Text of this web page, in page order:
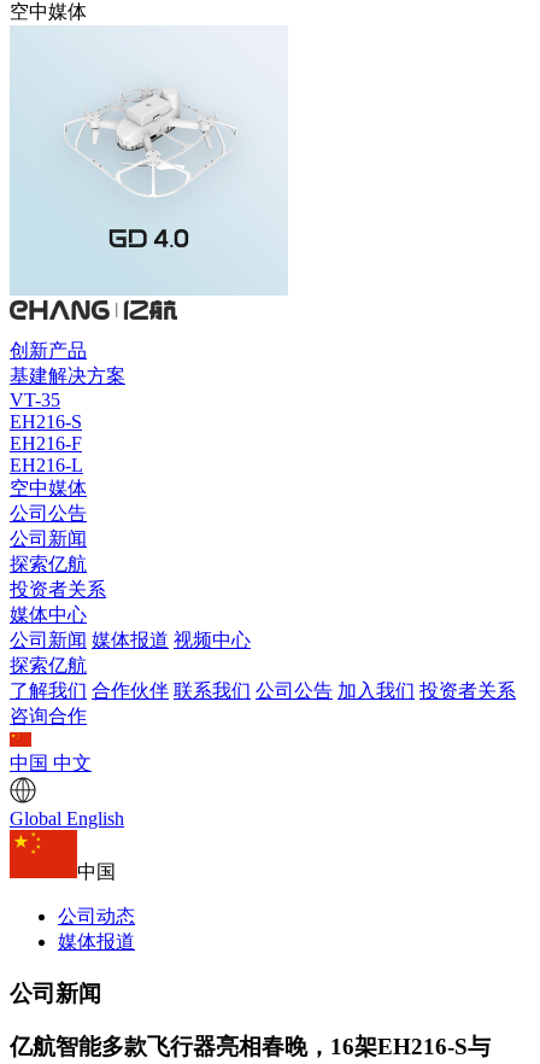
空中媒体
创新产品
基建解决方案
VT-35
EH216-S
EH216-F
EH216-L
空中媒体
公司公告
公司新闻
探索亿航
投资者关系
媒体中心
公司新闻 媒体报道 视频中心
探索亿航
了解我们 合作伙伴 联系我们 公司公告 加入我们 投资者关系
咨询合作
中国 中文
Global English
中国
公司动态
媒体报道
公司新闻
亿航智能多款飞行器亮相春晚，16架EH216-S与